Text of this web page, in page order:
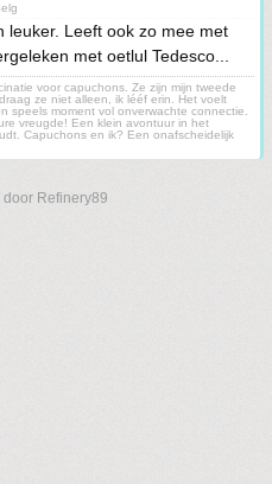
leuker. Leeft ook zo mee met
met oetlul Tedesco...
voor capuchons. Ze zijn mijn tweede
ze niet alleen, ik lééf erin. Het voelt
speels moment vol onverwachte connectie.
vreugde! Een klein avontuur in het
Capuchons en ik? Een onafscheidelijk
Refinery89